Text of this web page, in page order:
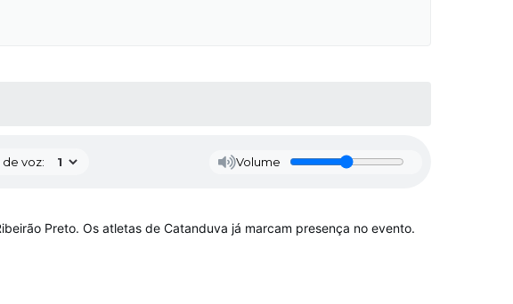
de voz: Volume
Preto. Os atletas de Catanduva já marcam presença no evento.